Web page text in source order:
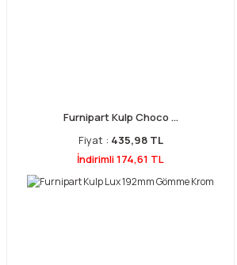
Furnipart Kulp Choco ...
Fiyat : 435,98 TL
İndirimli 174,61 TL